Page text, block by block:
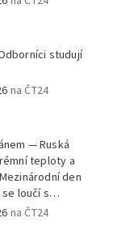
dočasně došla
běhu v Česku
— Rybářský
studují
na ČT24
— Ruská
teploty a
den
loučí s
na ČT24